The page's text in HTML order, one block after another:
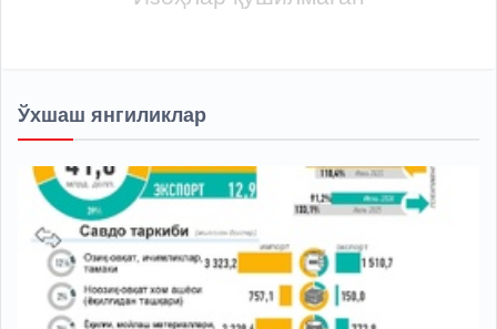
Ўхшаш янгиликлар